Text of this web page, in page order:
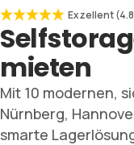
Exzellent
mieten
Mit 10 modernen,
Nürnberg,
smarte